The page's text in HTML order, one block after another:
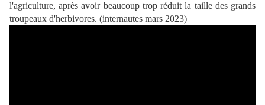
l'agriculture, après avoir beaucoup trop réduit la taille des grands
troupeaux d'herbivores. (internautes mars 2023)